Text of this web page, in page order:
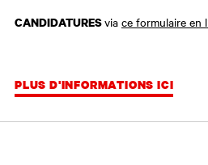
CANDIDATURESvia ce formulaire en
PLUS D'INFORMATIONS ICI